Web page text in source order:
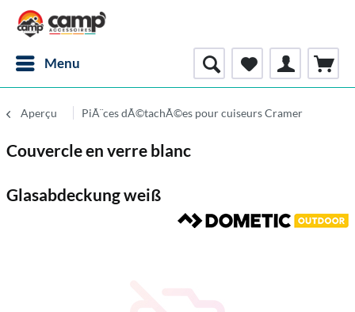
Menu
Aperçu PiÃ¨ces dÃ©tachÃ©es pour cuiseurs Cramer
Couvercle en verre blanc
Glasabdeckung weiß